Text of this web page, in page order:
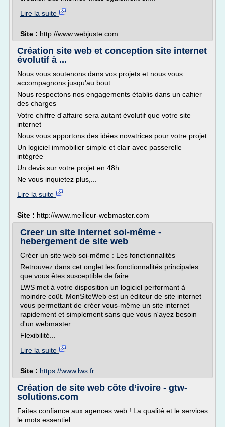
Lire la suite
Site : http://www.webjuste.com
Création site web et conception site internet
évolutif à ...
Nous vous soutenons dans vos projets et nous vous
accompagnons jusqu'au bout
Nous respectons nos engagements établis dans un cahier
des charges
Votre chiffre d'affaire sera autant évolutif que votre site
internet
Nous vous apportons des idées novatrices pour votre projet
Un logiciel immobilier simple et clair avec passerelle
intégrée
Un devis sur votre projet en 48h
Ne vous inquietez plus,...
Lire la suite
Site : http://www.meilleur-webmaster.com
Creer un site internet soi-même -
hebergement de site web
Créer un site web soi-même : Les fonctionnalités
Retrouvez dans cet onglet les fonctionnalités principales
que vous êtes susceptible de faire :
LWS met à votre disposition un logiciel performant à
moindre coût. MonSiteWeb est un éditeur de site internet
vous permettant de créer vous-même un site internet
rapidement et simplement sans que vous n'ayez besoin
d'un webmaster :
Flexibilité...
Lire la suite
Site : https://www.lws.fr
Création de site web côte d’ivoire - gtw-
solutions.com
Faites confiance aux agences web ! La qualité et le services
le mots essentiel.